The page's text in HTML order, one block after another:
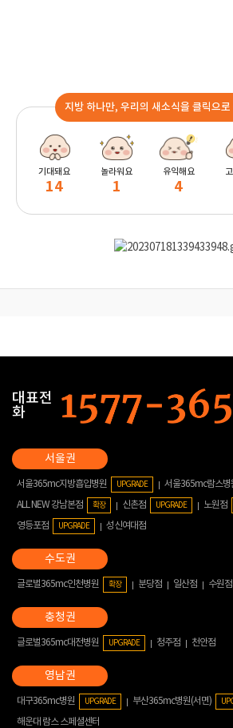
지방 하나만, 우리의 새소식을 클릭으
기대돼요
14
놀라워요
1
유익해요
4
대표전
화
서울365mc지방흡입병원 UPGRADE 서울365mc람스병
ALL NEW 강남본점 확장 신촌점 UPGRADE 노원점
영등포점
UPGRADE 성신여대점
글로벌365mc인천병원 확장 분당점 일산점 수원점
글로벌365mc대전병원 UPGRADE 청주점 천안점
대구365mc병원 UPGRADE 부산365mc병원(서면)
해운대 람스 스페셜센터